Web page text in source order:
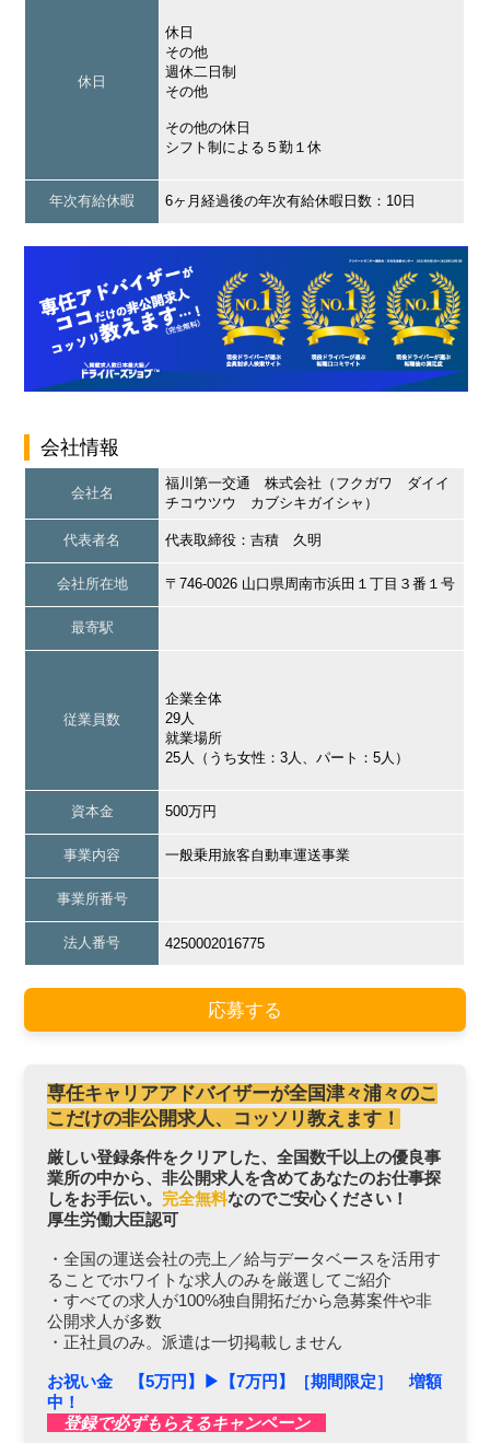
休日
休日
その他
週休二日制
その他
その他の休日
シフト制による５勤１休
年次有給休暇 6ヶ月経過後の年次有給休暇日数：10日
会社情報
会社名
福川第一交通 株式会社（フクガワ ダイイ
チコウツウ カブシキガイシャ）
代表者名 代表取締役：吉積 久明
会社所在地 〒746-0026 山口県周南市浜田１丁目３番１号
最寄駅
従業員数
企業全体
29人
就業場所
25人（うち女性：3人、パート：5人）
資本金 500万円
事業内容 一般乗用旅客自動車運送事業
事業所番号
法人番号 4250002016775
応募する
専任キャリアアドバイザーが全国津々浦々のこ
こだけの非公開求人、コッソリ教えます！
厳しい登録条件をクリアした、全国数千以上の優良事
業所の中から、非公開求人を含めてあなたのお仕事探
しをお手伝い。 完全無料なのでご安心ください！
厚生労働大臣認可
・全国の運送会社の売上／給与データベースを活用す
ることでホワイトな求人のみを厳選してご紹介
・すべての求人が100%独自開拓だから急募案件や非
公開求人が多数
・正社員のみ。派遣は一切掲載しません
お祝い金 【5万円】▶︎【7万円】［期間限定］ 増額
中！
登録で必ずもらえるキャンペーン